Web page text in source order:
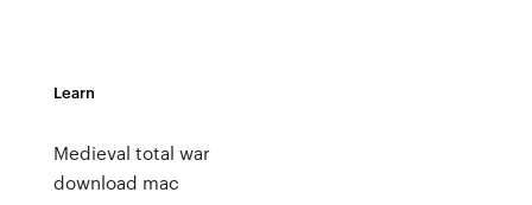
Learn
Medieval total war
download mac